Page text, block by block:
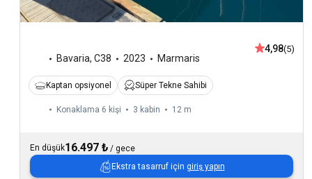
Bavaria, C38 2023 Marmaris
4,98(5)
Kaptan opsiyonel Süper Tekne Sahibi
Konaklama 6 kişi 3 kabin 12 m
En düşük16.497 ₺ / gece
Ekstra tasarruf için giriş yapın